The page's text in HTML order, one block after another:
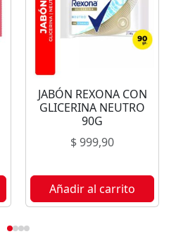
JABÓN REXONA CON
GLICERINA NEUTRO
90G
$999,90
Añadir al carrito